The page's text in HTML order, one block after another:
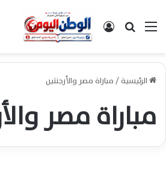
القائمةبحث عن تسجيل الدخول
الرئيسية/مباراة مصر والأرجنتين
مباراة مصر